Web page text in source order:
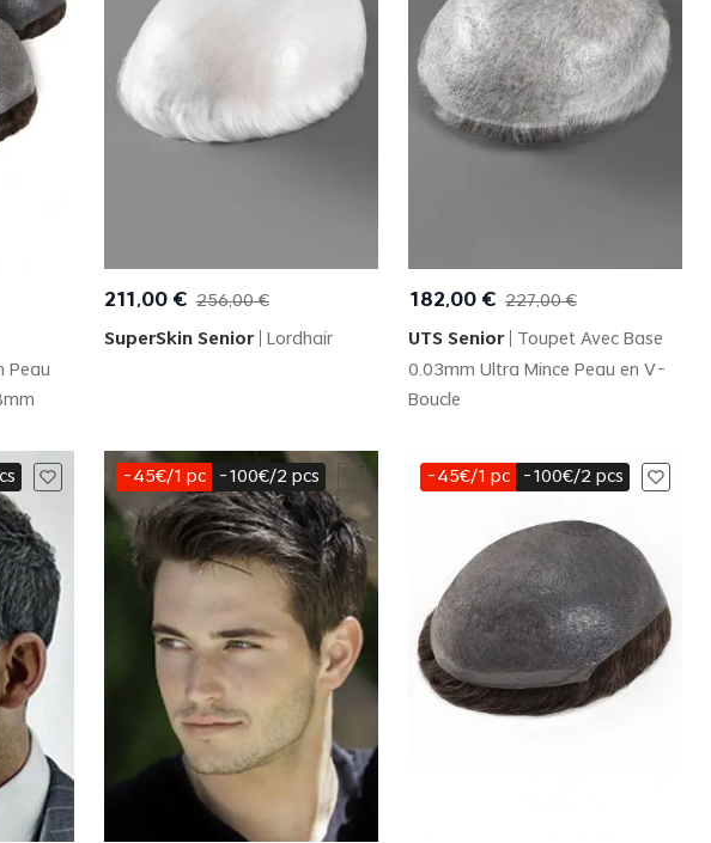
Peau
Quick View
211 ,00 € 256,00 €
SuperSkin Senior
Lordhair
Quick View
182,00 € 227,00 €
UTS Senior
Toupet Avec Base
0.03mm Ultra Mince Peau en V-
Boucle
-45€/1 pc -100€/2 pcs -45€/1 pc -100€/2 pcs